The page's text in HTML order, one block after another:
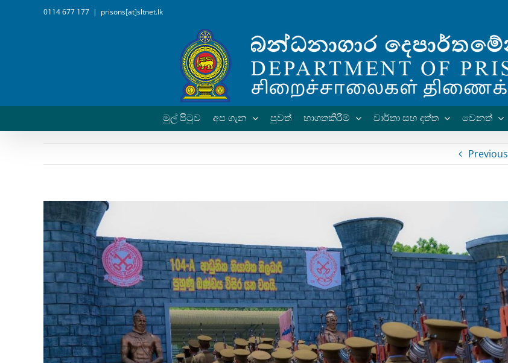
0114 677 177 | prisons[at]sltnet.lk
මුල් පිටුව අප ගැන පුවත් භාගතකිරීම් වාර්තා සහ දත්ත වෙනත්
Previous